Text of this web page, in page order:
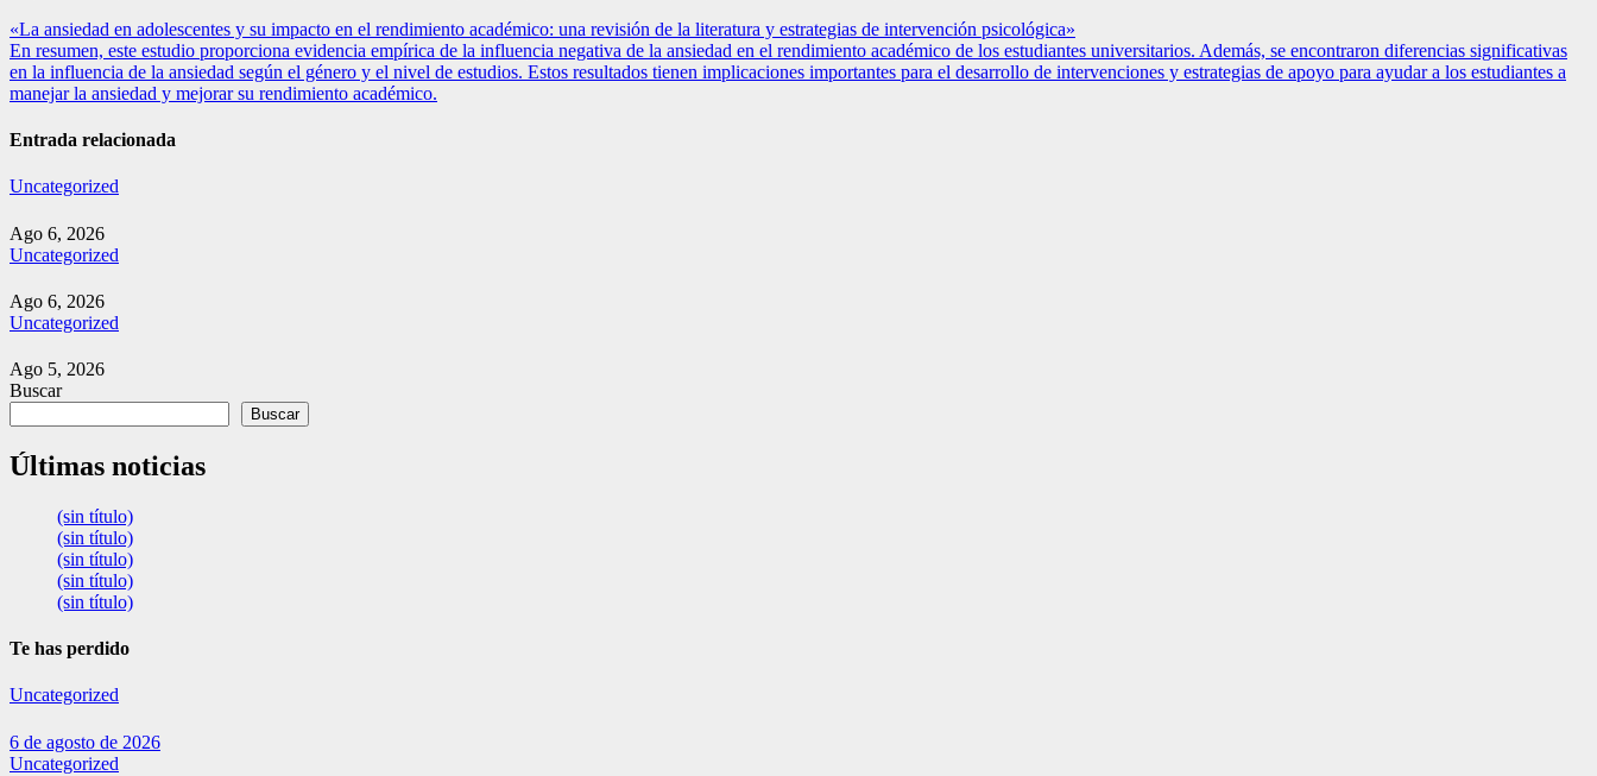
Navegación
de
entradas
«La ansiedad en adolescentes y su impacto en el rendimiento académico: una revisión de la literatura y estrategias de intervención psicológica»
En resumen, este estudio proporciona evidencia empírica de la influencia negativa de la ansiedad en el rendimiento académico de los estudiantes universitarios. Además, se encontraron diferencias significativas
en la influencia de la ansiedad según el género y el nivel de estudios. Estos resultados tienen implicaciones importantes para el desarrollo de intervenciones y estrategias de apoyo para ayudar a los estudiantes a
manejar la ansiedad y mejorar su rendimiento académico.
Entrada relacionada
Uncategorized
Ago 6, 2026
Uncategorized
Ago 6, 2026
Uncategorized
Ago 5, 2026
Buscar
Buscar
Últimas noticias
(sin título)
(sin título)
(sin título)
(sin título)
(sin título)
Te has perdido
Uncategorized
6 de agosto de 2026
Uncategorized